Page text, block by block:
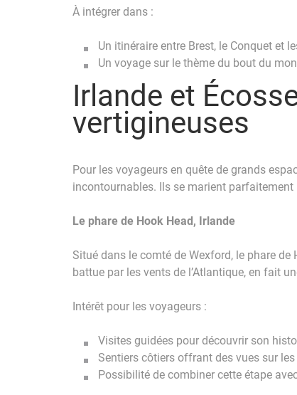
À intégrer dans :
Un itinéraire entre Brest, le Conquet et
Un voyage sur le thème du bout du
Irlande et
vertigineuses
Pour les voyageurs en quête de grands
incontournables. Ils se marient
Le phare de Hook Head, Irlande
Situé dans le comté de Wexford, le phare
battue par les vents de l’Atlantique, en fait
Intérêt pour les voyageurs :
Visites guidées pour découvrir son
Sentiers côtiers offrant des vues sur les
Possibilité de combiner cette étape